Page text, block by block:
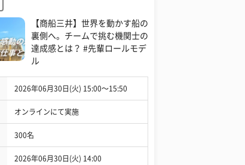
【商船三井】世界を動かす船の
裏側へ。チームで挑む機関士の
達成感とは？ #先輩ロールモデ
ル
2026年06月30日(火) 15:00〜15:50
オンラインにて実施
300名
2026年06月30日(火) 14:00